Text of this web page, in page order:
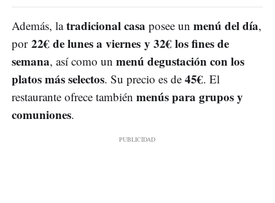
Además, latradicional casa posee un menú del día,
por 22€ de lunes a viernes y 32€ los fines de
semana, así como un menú degustación con los
platos más selectos. Su precio es de 45€. El
restaurante ofrece también menús para grupos y
comuniones.